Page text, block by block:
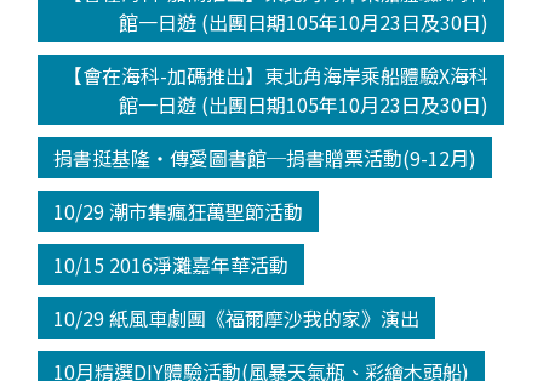
館一日遊 (出團日期105年10月23日及30日)
【會在海科-加碼推出】東北角海岸乘船體驗X海科
館一日遊 (出團日期105年10月23日及30日)
捐書挺基隆‧傳愛圖書館─捐書贈票活動(9-12月)
10/29 潮市集瘋狂萬聖節活動
10/15 2016淨灘嘉年華活動
10/29 紙風車劇團《福爾摩沙我的家》演出
10月精選DIY體驗活動(風暴天氣瓶、彩繪木頭船)